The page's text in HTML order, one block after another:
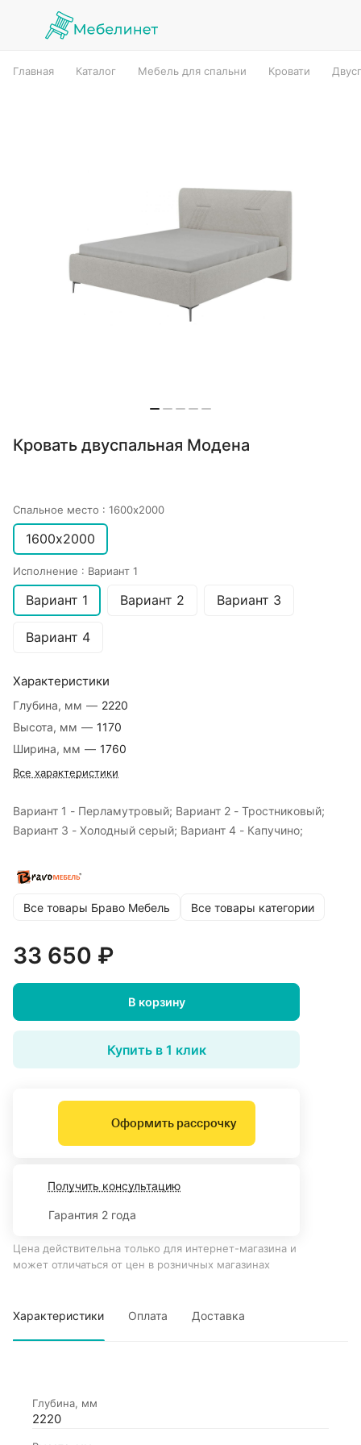
Главная Каталог Мебель для спальни Кровати
Кровать двуспальная Модена
Спальное место : 1600х2000
1600х2000
Исполнение : Вариант 1
Вариант 1 Вариант 2 Вариант 3
Вариант 4
Характеристики
Глубина, мм — 2220
Высота, мм — 1170
Ширина, мм — 1760
Все характеристики
Вариант 1 - Перламутровый; Вариант 2 - Тростниковый;
Вариант 3 - Холодный серый; Вариант 4 - Капучино;
Все товары Браво Мебель Все товары категории
33 650 ₽
В корзину
Купить в 1 клик
Оформить рассрочку
Получить консультацию
Гарантия 2 года
Цена действительна только для интернет-магазина и
может отличаться от цен в розничных магазинах
Характеристики Оплата Доставка
Глубина, мм
2220